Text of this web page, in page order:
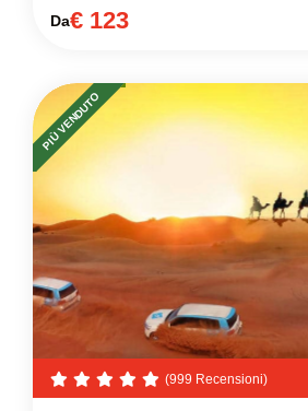
Da€ 123
PIÙ VENDUTO
(999 Recensioni)